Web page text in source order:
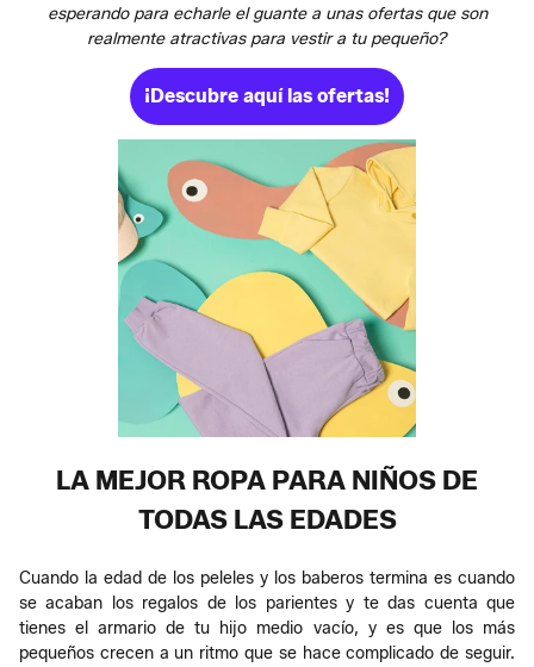
esperando para echarle el guante a unas ofertas que son
realmente atractivas para vestir a tu pequeño?
¡Descubre aquí las ofertas!
LA MEJOR ROPA PARA NIÑOS DE
TODAS LAS EDADES
Cuando la edad de los peleles y los baberos termina es cuando
se acaban los regalos de los parientes y te das cuenta que
tienes el armario de tu hijo medio vacío, y es que los más
pequeños crecen a un ritmo que se hace complicado de seguir.